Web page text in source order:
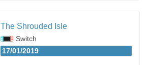
The Shrouded Isle
Switch
17/01/2019